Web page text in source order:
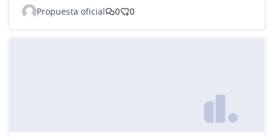
Propuesta oficial 0 0